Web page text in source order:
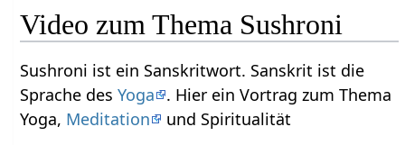
Video zum Thema Sushroni
Sushroni ist ein Sanskritwort. Sanskrit ist die
Sprache desYoga
. Hier ein Vortrag zum Thema
Yoga, Meditation und Spiritualität